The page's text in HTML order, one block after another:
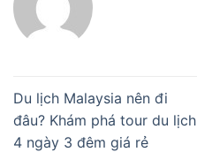
Du lịch Malaysia nên đi
đâu? Khám phá tour du lịch
4 ngày 3 đêm giá rẻ